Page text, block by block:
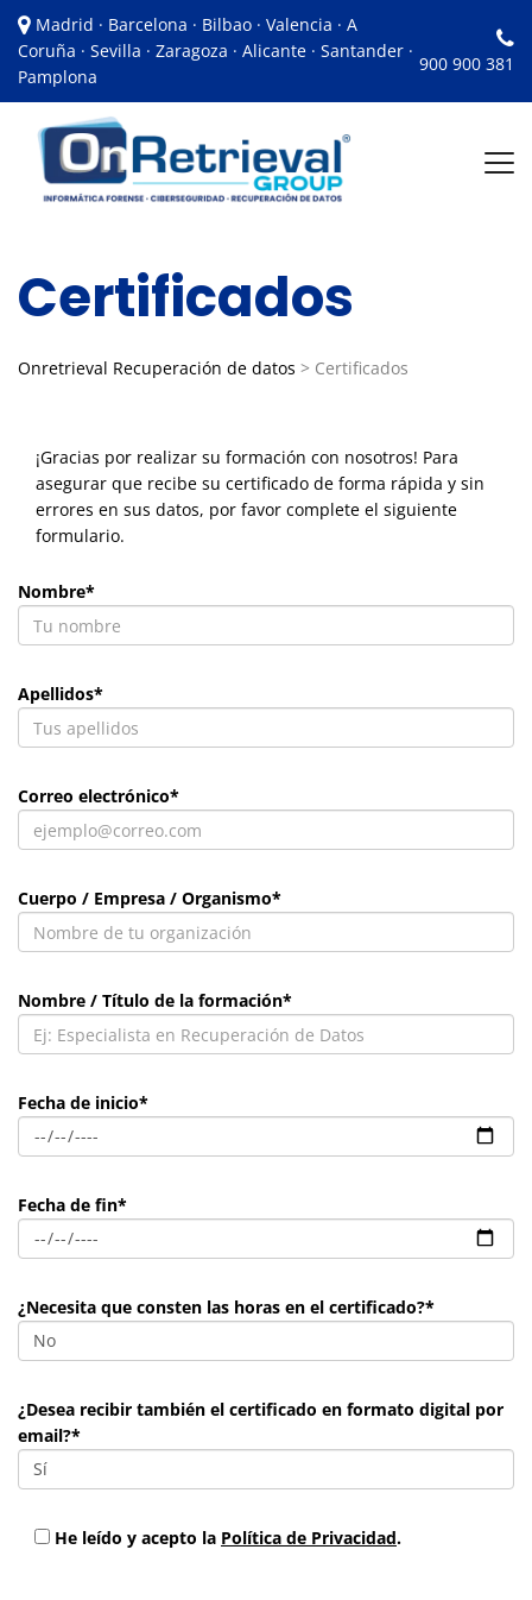
Madrid · Barcelona · Bilbao · Valencia · A
Coruña · Sevilla · Zaragoza · Alicante · Santander ·
Pamplona
900 900 381
Certificados
Onretrieval Recuperación de datos > Certificados
¡Gracias por realizar su formación con nosotros! Para
asegurar que recibe su certificado de forma rápida y sin
errores en sus datos, por favor complete el siguiente
formulario.
Nombre*
Apellidos*
Correo electrónico*
Cuerpo / Empresa / Organismo*
Nombre / Título de la formación*
Fecha de inicio*
Fecha de fin*
¿Necesita que consten las horas en el certificado?*
¿Desea recibir también el certificado en formato digital por
email?*
He leído y acepto la Política de Privacidad.